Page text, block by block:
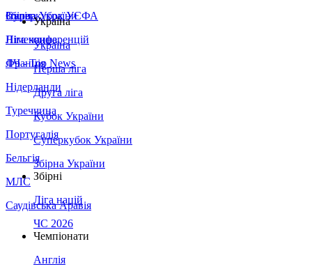
Збірна України
Італія
Німеччина
Франція
Нідерланди
Туреччина
Португалія
Бельгія
МЛС
Саудівська Аравія
Суперкубок УЄФА
Ліга конференцій
ЛЧ - Top News
Україна
Україна
Перша ліга
Друга ліга
Кубок України
Суперкубок України
Збірна України
Збірні
Ліга націй
ЧС 2026
Чемпіонати
Англія